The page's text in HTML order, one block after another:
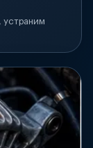
устраним